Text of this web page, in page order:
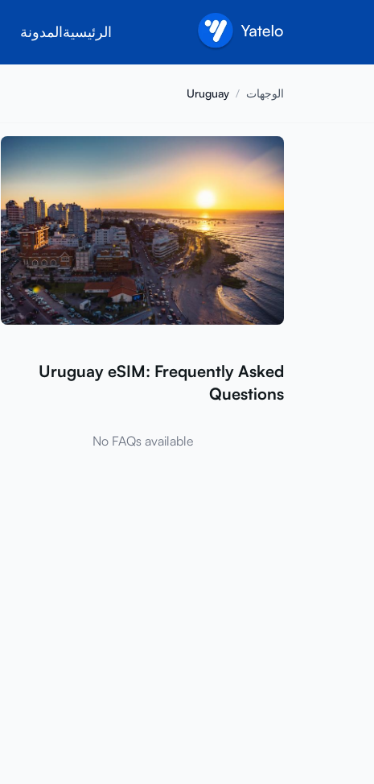
الرئيسيةالمدونة
الوجهات /
Uruguay
Uruguay eSIM: Frequently Asked
Questions
No FAQs available